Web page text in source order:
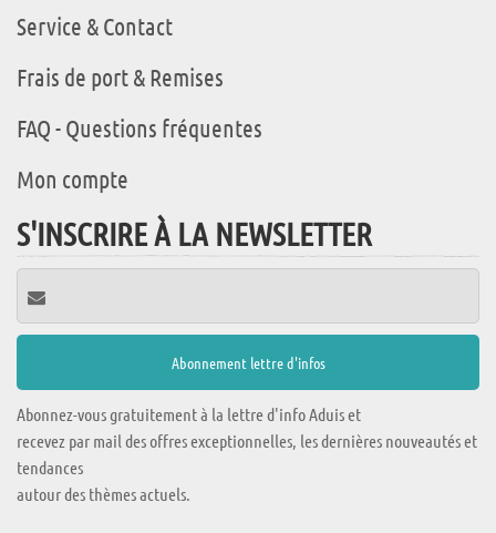
Service & Contact
Frais de port & Remises
FAQ - Questions fréquentes
Mon compte
S'INSCRIRE À LA NEWSLETTER
Abonnez-vous gratuitement à la lettre d'info Aduis et
recevez par mail des offres exceptionnelles, les dernières nouveautés et
tendances
autour des thèmes actuels.